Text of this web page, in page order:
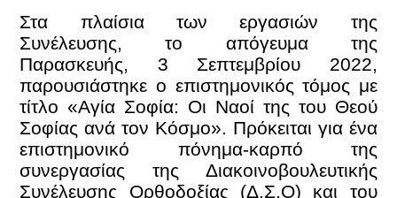
Στα πλαίσια των εργασιών της
Συνέλευσης, το απόγευμα της
Παρασκευής, 3 Σεπτεμβρίου 2022,
παρουσιάστηκε ο επιστημονικός τόμος με
τίτλο «Αγία Σοφία: Οι Ναοί της του Θεού
Σοφίας ανά τον Κόσμο». Πρόκειται για ένα
επιστημονικό πόνημα-καρπό της
συνεργασίας της Διακοινοβουλευτικής
Συνέλευσης Ορθοδοξίας (Δ.Σ.Ο) και του